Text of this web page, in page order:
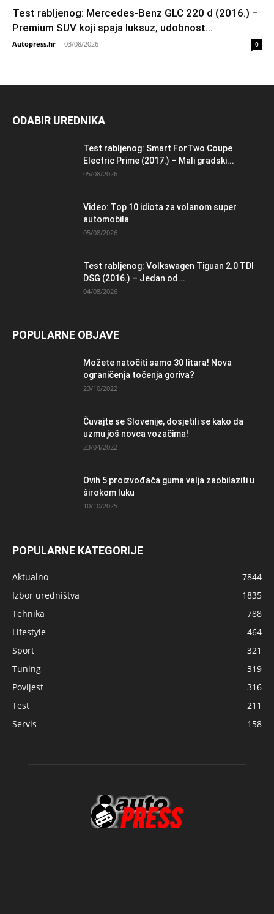
Test rabljenog: Mercedes-Benz GLC 220 d (2016.) –
Premium SUV koji spaja luksuz, udobnost...
Autopress.hr - 03/08/2026 0
ODABIR UREDNIKA
Test rabljenog: Smart ForTwo Coupe
Electric Prime (2017.) – Mali gradski...
05/08/2026
Video: Top 10 idiota za volanom super
automobila
05/08/2026
Test rabljenog: Volkswagen Tiguan 2.0 TDI
DSG (2016.) – Jedan od...
04/08/2026
POPULARNE OBJAVE
Možete natočiti samo 30 litara! Nova
ograničenja točenja goriva?
23/10/2022
Čuvajte se Slovenije, dosjetili se kako da
uzmu još novca vozačima!
23/04/2022
Ovih 5 proizvođača guma valja zaobilaziti u
širokom luku
10/10/2025
POPULARNE KATEGORIJE
Aktualno
7844
Izbor uredništva
1835
Tehnika
788
Lifestyle
464
Sport
321
Tuning
319
Povijest
316
Test
211
Servis
158